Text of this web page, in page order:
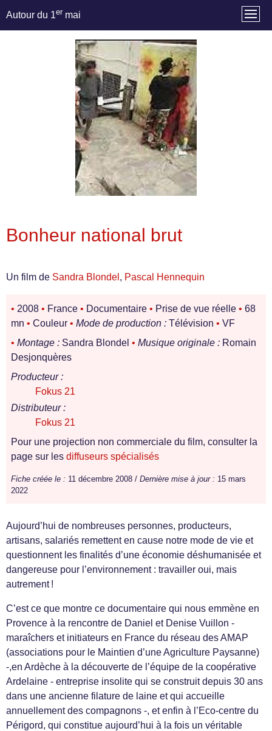
Autour du 1er mai
Bonheur national brut
Un film de Sandra Blondel , Pascal Hennequin
• 2008 • France • Documentaire • Prise de vue réelle • 68
mn • Couleur • Mode de production : Télévision • VF
• Montage : Sandra Blondel • Musique originale : Romain
Desjonquères
Producteur :
Fokus 21
Distributeur :
Fokus 21
Pour une projection non commerciale du film, consulter la
page sur les diffuseurs spécialisés
Fiche créée le : 11 décembre 2008 / Dernière mise à jour : 15 mars
2022
Aujourd’hui de nombreuses personnes, producteurs,
artisans, salariés remettent en cause notre mode de vie et
questionnent les finalités d’une économie déshumanisée et
dangereuse pour l’environnement : travailler oui, mais
autrement !
C’est ce que montre ce documentaire qui nous emmène en
Provence à la rencontre de Daniel et Denise Vuillon -
maraîchers et initiateurs en France du réseau des AMAP
(associations pour le Maintien d’une Agriculture Paysanne)
-,en Ardèche à la découverte de l’équipe de la coopérative
Ardelaine - entreprise insolite qui se construit depuis 30 ans
dans une ancienne filature de laine et qui accueille
annuellement des compagnons -, et enfin à l’Eco-centre du
Périgord, qui constitue aujourd’hui à la fois un véritable